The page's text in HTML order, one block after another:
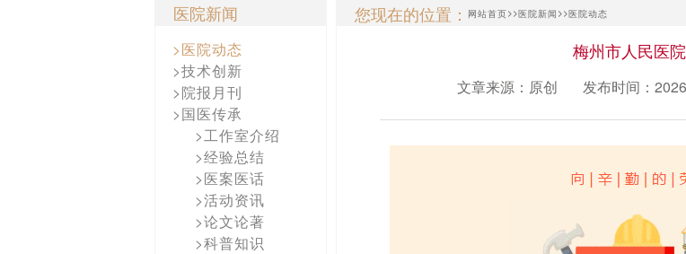
医院新闻
>医院动态
>技术创新
>院报月刊
>国医传承
>工作室介绍
>经验总结
>医案医话
>活动资讯
>论文论著
>科普知识
您现在的位置： 网站首页>>医院新闻 >>医院动态
梅州市人民医
文章来源：原创 发布时间：